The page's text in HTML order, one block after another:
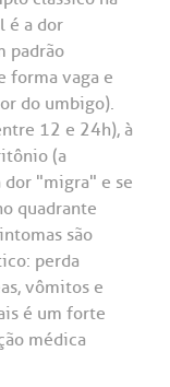
é a dor
padrão
forma vaga e
do umbigo).
12 e 24h), à
(a
dor "migra" e se
quadrante
são
perda
vômitos e
é um forte
médica